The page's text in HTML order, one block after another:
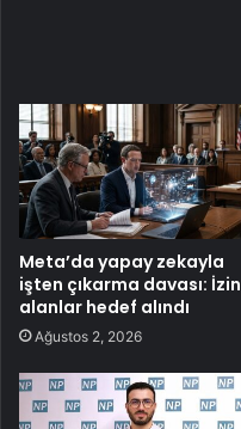
Meta’da yapay zekayla
işten çıkarma davası: İzin
alanlar hedef alındı
Ağustos 2, 2026